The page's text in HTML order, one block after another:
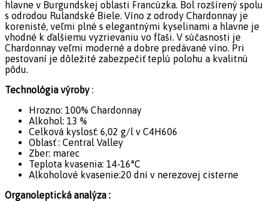
hlavne v Burgundskej oblasti Francúzka. Bol rozšírený spolu
s odrodou Rulandské Biele. Víno z odrody Chardonnay je
korenisté, veľmi plné s elegantnými kyselinami a hlavne je
vhodné k ďalšiemu vyzrievaniu vo fľaši. V súčasnosti je
Chardonnay veľmi moderné a dobre predávané víno. Pri
pestovaní je dôležité zabezpečiť teplú polohu a kvalitnú
pôdu.
Technológia výroby :
Hrozno: 100% Chardonnay
Alkohol: 13 %
Celková kyslosť: 6,02 g/l v C4H606
Oblasť : Central Valley
Zber: marec
Teplota kvasenia: 14-16°C
Alkoholové kvasenie:20 dní v nerezovej cisterne
Organoleptická analýza :